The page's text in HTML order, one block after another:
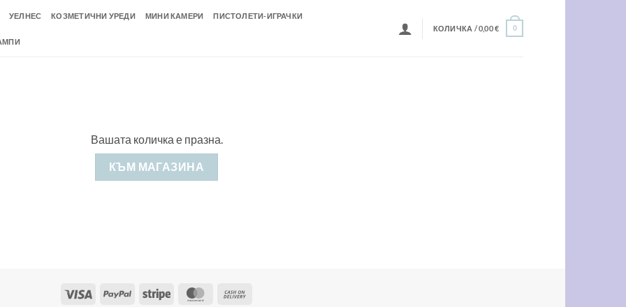
УЕЛНЕС КОЗМЕТИЧНИ УРЕДИ МИНИ КАМЕРИ ПИСТОЛЕТИ-ИГРАЧКИ
КОЛИЧКА /0,00€ 0
Вашата количка е празна.
КЪМ МАГАЗИНА
Visa PayPal Stripe MasterCard